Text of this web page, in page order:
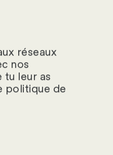
réseaux
nos
tu leur as
politique de